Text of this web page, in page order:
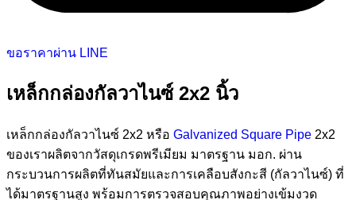
ขอราคาผ่าน LINE
เหล็กกล่องกัลวาไนซ์ 2x2 นิ้ว
เหล็กกล่องกัลวาไนซ์ 2x2 หรือ Galvanized Square Pipe 2x2
ของเราผลิตจากวัสดุเกรดพรีเมียม มาตรฐาน มอก. ผ่าน
กระบวนการผลิตที่ทันสมัยและการเคลือบสังกะสี (กัลวาไนซ์) ที่
ได้มาตรฐานสูง พร้อมการตรวจสอบคุณภาพอย่างเข้มงวด